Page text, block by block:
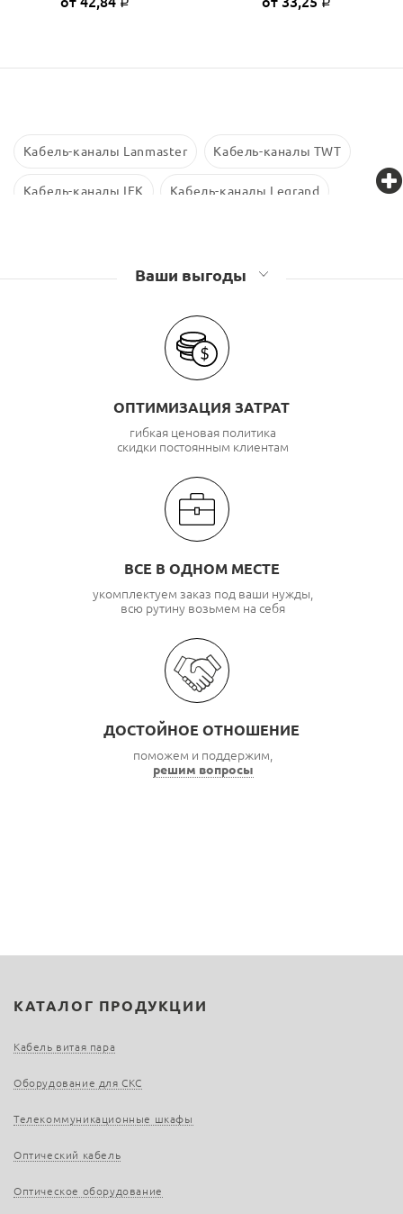
Р Р
Кабель-каналы Lanmaster Кабель-каналы TWT
Кабель-каналы IEK Кабель-каналы Legrand
Ваши выгоды
ОПТИМИЗАЦИЯ ЗАТРАТ
гибкая ценовая политика
скидки постоянным клиентам
ВСЕ В ОДНОМ МЕСТЕ
укомплектуем заказ под ваши нужды,
всю рутину возьмем на себя
ДОСТОЙНОЕ ОТНОШЕНИЕ
поможем и поддержим,
решим вопросы
КАТАЛОГ ПРОДУКЦИИ
Кабель витая пара
Оборудование для СКС
Телекоммуникационные шкафы
Оптический кабель
Оптическое оборудование